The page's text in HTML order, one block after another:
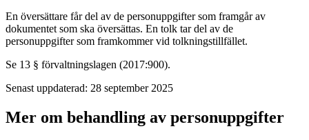
En översättare får del av de personuppgifter som framgår av
dokumentet som ska översättas. En tolk tar del av de
personuppgifter som framkommer vid tolkningstillfället.
Se 13 § förvaltningslagen (2017:900).
Senast uppdaterad: 28 september 2025
Mer om behandling av personuppgifter